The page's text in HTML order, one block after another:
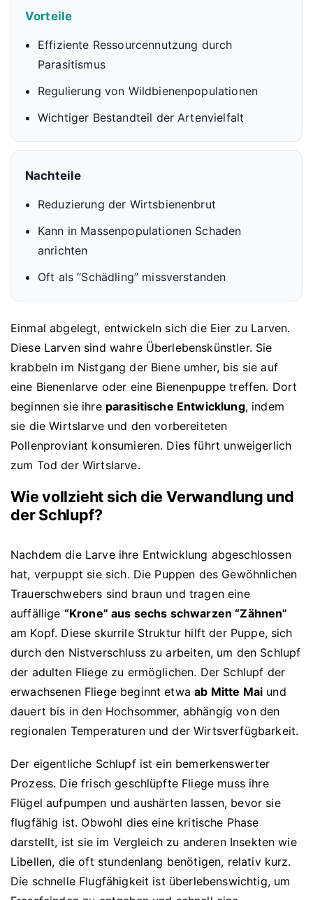
Vorteile
Effiziente Ressourcennutzung durch
Parasitismus
Regulierung von Wildbienenpopulationen
Wichtiger Bestandteil der Artenvielfalt
Nachteile
Reduzierung der Wirtsbienenbrut
Kann in Massenpopulationen Schaden
anrichten
Oft als “Schädling” missverstanden
Einmal abgelegt, entwickeln sich die Eier zu Larven.
Diese Larven sind wahre Überlebenskünstler. Sie
krabbeln im Nistgang der Biene umher, bis sie auf
eine Bienenlarve oder eine Bienenpuppe treffen. Dort
beginnen sie ihre parasitische Entwicklung, indem
sie die Wirtslarve und den vorbereiteten
Pollenproviant konsumieren. Dies führt unweigerlich
zum Tod der Wirtslarve.
Wie vollzieht sich die Verwandlung und
der Schlupf?
Nachdem die Larve ihre Entwicklung abgeschlossen
hat, verpuppt sie sich. Die Puppen des Gewöhnlichen
Trauerschwebers sind braun und tragen eine
auffällige “Krone” aus sechs schwarzen “Zähnen”
am Kopf. Diese skurrile Struktur hilft der Puppe, sich
durch den Nistverschluss zu arbeiten, um den Schlupf
der adulten Fliege zu ermöglichen. Der Schlupf der
erwachsenen Fliege beginnt etwaab Mitte Mai und
dauert bis in den Hochsommer, abhängig von den
regionalen Temperaturen und der Wirtsverfügbarkeit.
Der eigentliche Schlupf ist ein bemerkenswerter
Prozess. Die frisch geschlüpfte Fliege muss ihre
Flügel aufpumpen und aushärten lassen, bevor sie
flugfähig ist. Obwohl dies eine kritische Phase
darstellt, ist sie im Vergleich zu anderen Insekten wie
Libellen, die oft stundenlang benötigen, relativ kurz.
Die schnelle Flugfähigkeit ist überlebenswichtig, um